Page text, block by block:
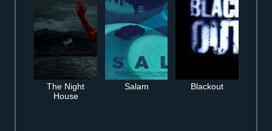
The Night
House
Salam Blackout